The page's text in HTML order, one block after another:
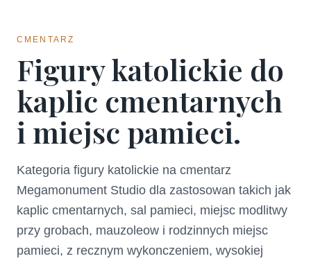
CMENTARZ
Figury katolickie do
kaplic cmentarnych
i miejsc pamieci.
Kategoria figury katolickie na cmentarz
Megamonument Studio dla zastosowan takich jak
kaplic cmentarnych, sal pamieci, miejsc modlitwy
przy grobach, mauzoleow i rodzinnych miejsc
pamieci, z recznym wykonczeniem, wysokiej